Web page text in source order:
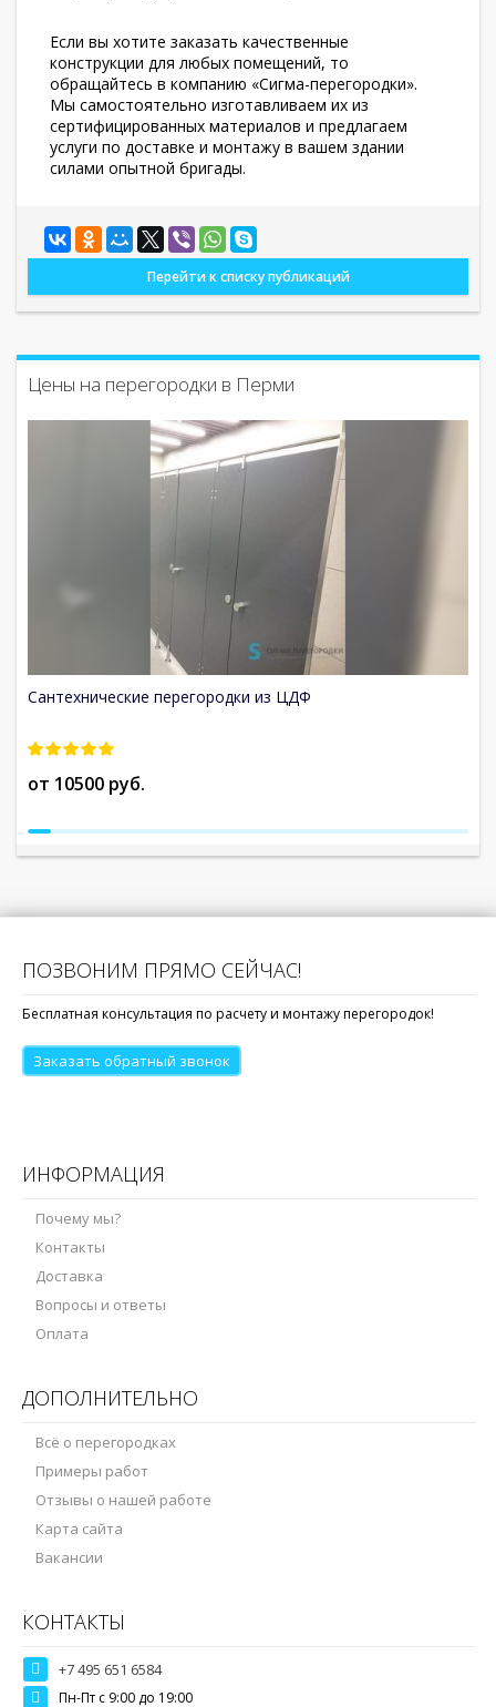
Если вы хотите заказать качественные
конструкции для любых помещений, то
обращайтесь в компанию «Сигма-перегородки».
Мы самостоятельно изготавливаем их из
сертифицированных материалов и предлагаем
услуги по доставке и монтажу в вашем здании
силами опытной бригады.
Перейти к списку публикаций
Цены на перегородки в Перми
Сантехнические перегородки из ЦДФ
от 10500 руб.
ПОЗВОНИМ ПРЯМО СЕЙЧАС!
Бесплатная консультация по расчету и монтажу перегородок!
Заказать обратный звонок
ИНФОРМАЦИЯ
Почему мы?
Контакты
Доставка
Вопросы и ответы
Оплата
ДОПОЛНИТЕЛЬНО
Всё о перегородках
Примеры работ
Отзывы о нашей работе
Карта сайта
Вакансии
КОНТАКТЫ
+7 495 651 6584
Пн-Пт c 9:00 до 19:00